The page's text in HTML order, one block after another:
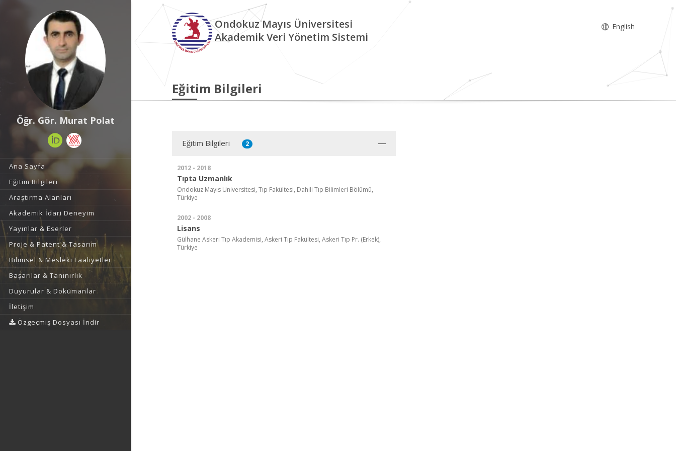
Öğr. Gör. Murat Polat
Ana Sayfa
Eğitim Bilgileri
Araştırma Alanları
Akademik İdari Deneyim
Yayınlar & Eserler
Proje & Patent & Tasarım
Bilimsel & Mesleki Faaliyetler
Başarılar & Tanınırlık
Duyurular & Dokümanlar
İletişim
Özgeçmiş Dosyası İndir
Ondokuz Mayıs Üniversitesi
Akademik Veri Yönetim Sistemi
English
Eğitim Bilgileri
Eğitim Bilgileri 2
2012 - 2018
Tıpta Uzmanlık
Ondokuz Mayıs Üniversitesi, Tıp Fakültesi, Dahili Tıp Bilimleri Bölümü,
Türkiye
2002 - 2008
Lisans
Gülhane Askeri Tıp Akademisi, Askeri Tıp Fakültesi, Askeri Tıp Pr. (Erkek),
Türkiye